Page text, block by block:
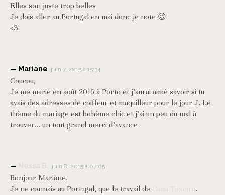
Elles son juste trop belles
Je dois aller au Portugal en mai donc je note 😉
<3
Mariane juin 7, 2015 à 15:34
Coucou,
Je me marie en août 2016 à Porto et j’aurai aimé savoir si tu
avais des adresses de coiffeur et maquilleur pour le jour J. Le
thème du mariage est bohème chic et j’ai un peu du mal à
trouver… un tout grand merci d’avance
juin 8, 2015 à 07:05
Bonjour Mariane.
Je ne connais au Portugal, que le travail de
.